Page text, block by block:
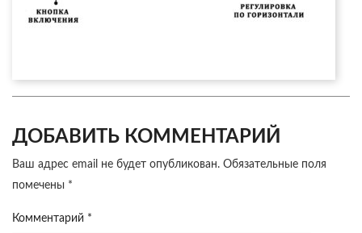
ДОБАВИТЬ КОММЕНТАРИЙ
Ваш адрес email не будет опубликован. Обязательные поля
помечены *
Комментарий *